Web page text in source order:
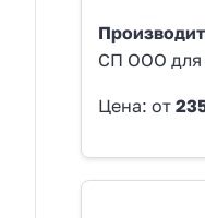
СП ООО для
Цена: от